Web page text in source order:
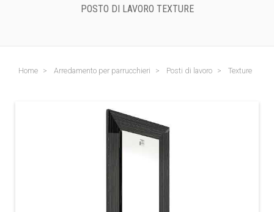
POSTO DI LAVORO TEXTURE
Home Arredamento per parrucchieri Posti di lavoro Texture